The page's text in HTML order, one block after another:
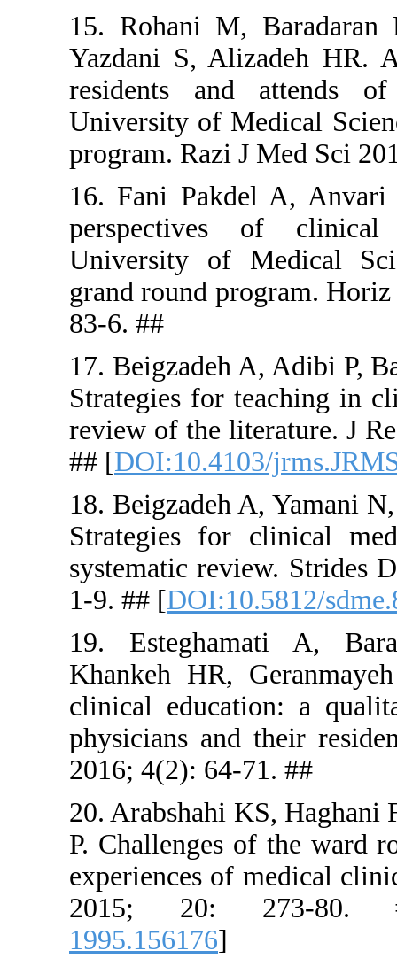
15.
Yazdani
residents
University
program.
16. Fani
University
grand
17.
Strategies
review of
## [
18.
systematic
1-9. ## [
19.
Khankeh
clinical
2016; 4(2):
20.
P.
2015;